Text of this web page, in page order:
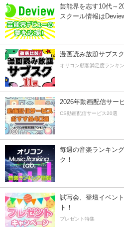
芸能界を志す10代～
スクール情報は
漫画読み放題サブス
オリコン顧客満足度ランキ
2026年動画配信サー
CS動画配信サービス20選
毎週の音楽ランキン
ク！
試写会、登壇イベン
ト！
プレゼント特集